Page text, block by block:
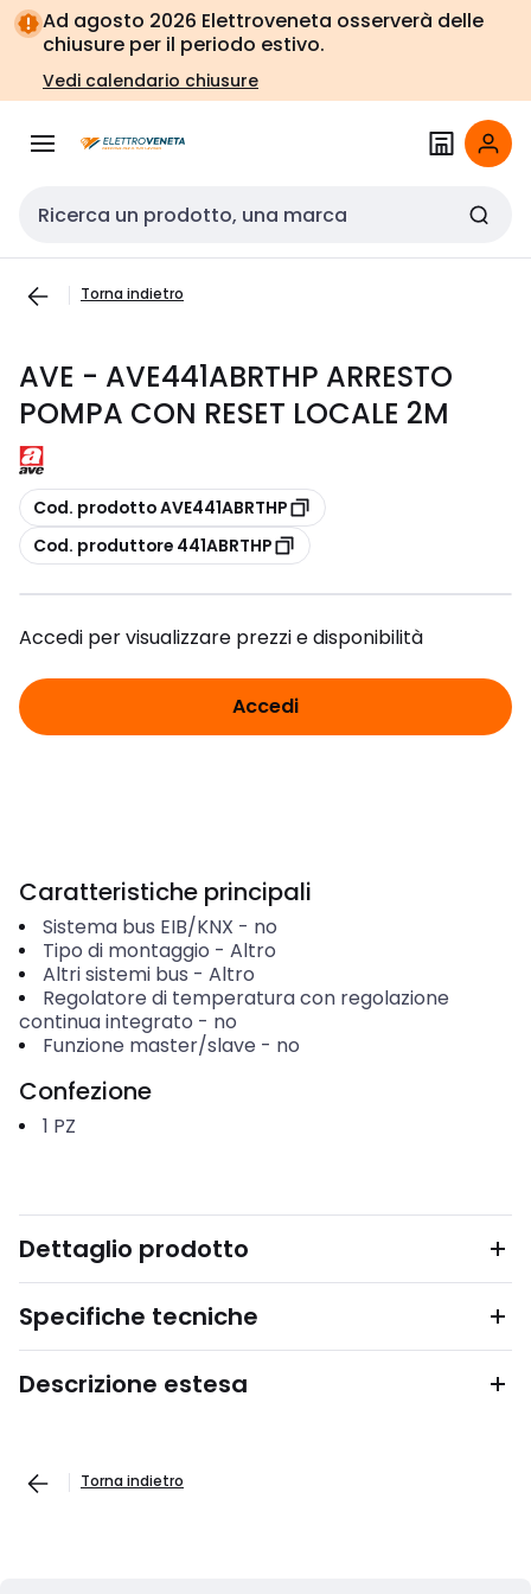
Vai alla
navigazione
Vai
alla
pagina
Ad agosto 2026 Elettroveneta osserverà delle
chiusure per il periodo estivo.
Vedi calendario chiusure
Cerca input
Torna indietro
AVE - AVE441ABRTHP ARRESTO
POMPA CON RESET LOCALE 2M
copia
Cod. prodotto AVE441ABRTHP
copia
Cod. produttore 441ABRTHP
Accedi per visualizzare prezzi e disponibilità
Accedi
Caratteristiche principali
Sistema bus EIB/KNX - no
Tipo di montaggio - Altro
Altri sistemi bus - Altro
Regolatore di temperatura con regolazione
continua integrato - no
Funzione master/slave - no
Confezione
1 PZ
Dettaglio prodotto
Specifiche tecniche
Descrizione estesa
Torna indietro